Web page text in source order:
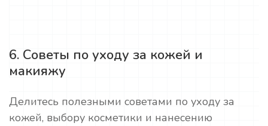
6. Советы по уходу за кожей и
макияжу
Делитесь полезными советами по уходу за
кожей, выбору косметики и нанесению